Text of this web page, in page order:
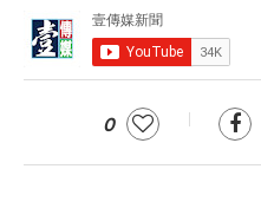
0